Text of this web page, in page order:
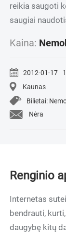
reikia saugoti
saugiai
Kaina:
2012-01-17
Kaunas
Bilietai:
Nėra
Renginio
Internetas
bendrauti,
daugybę kitų